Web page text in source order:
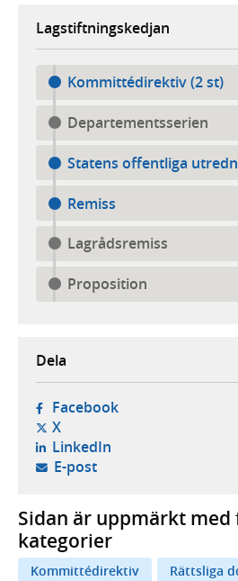
Lagstiftningskedjan
Kommittédirektiv (2 st)
Departementsserien
Statens offentliga
Remiss
Lagrådsremiss
Proposition
Dela
Facebook- öppnas i ny flik,
X- öppnas i ny flik, extern
LinkedIn- öppnas i ny flik,
E-post- öppnar din e-
Sidan är uppmärkt med
kategorier
Kommittédirektiv
Rättsliga